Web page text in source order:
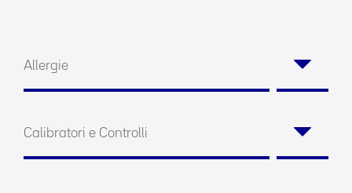
Allergie
Calibratori e Controlli